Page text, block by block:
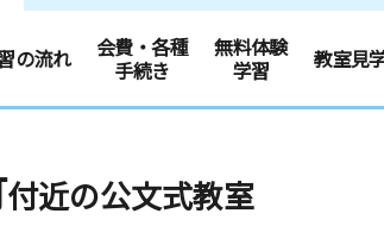
の流れ
会費・各種
手続き
無料体験
学習
教室見
付近の公文式教室